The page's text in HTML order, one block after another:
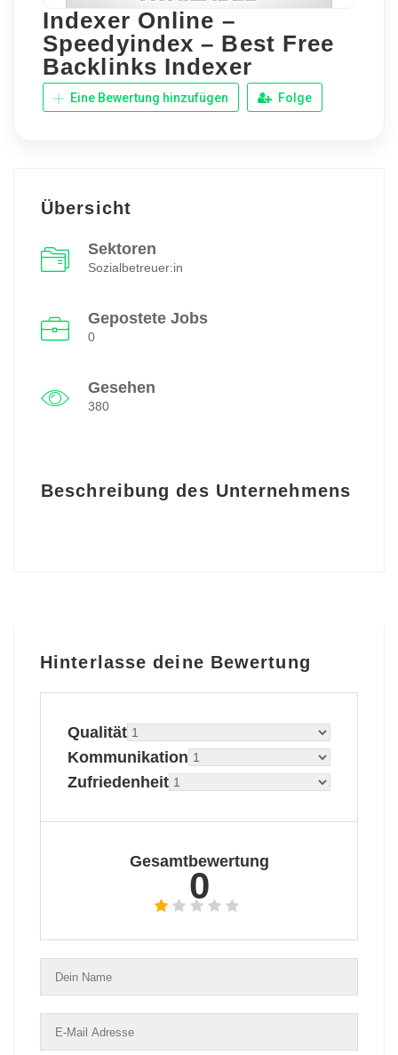
Indexer Online –
Speedyindex – Best Free
Backlinks Indexer
Eine Bewertung hinzufügen Folge
Übersicht
Sektoren
Sozialbetreuer:in
Gepostete Jobs
0
Gesehen
380
Beschreibung des Unternehmens
Hinterlasse deine Bewertung
Qualität
Kommunikation
Zufriedenheit
Gesamtbewertung
0